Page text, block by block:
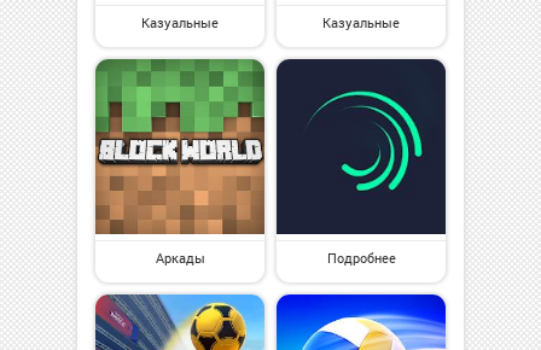
Казуальные Казуальные
Аркады Подробнее